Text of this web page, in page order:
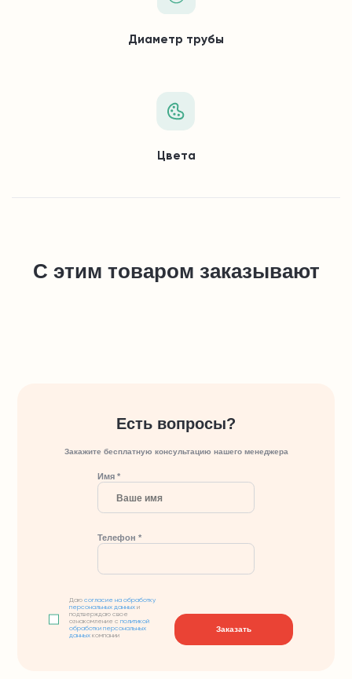
Диаметр трубы
Цвета
С этим товаром заказывают
Есть вопросы?
Закажите бесплатную консультацию нашего менеджера
Имя *
Телефон *
Даюсогласие на обработку
персональных данных и
подтверждаю свое
ознакомление сполитикой
обработки персональных
данных компании
Заказать